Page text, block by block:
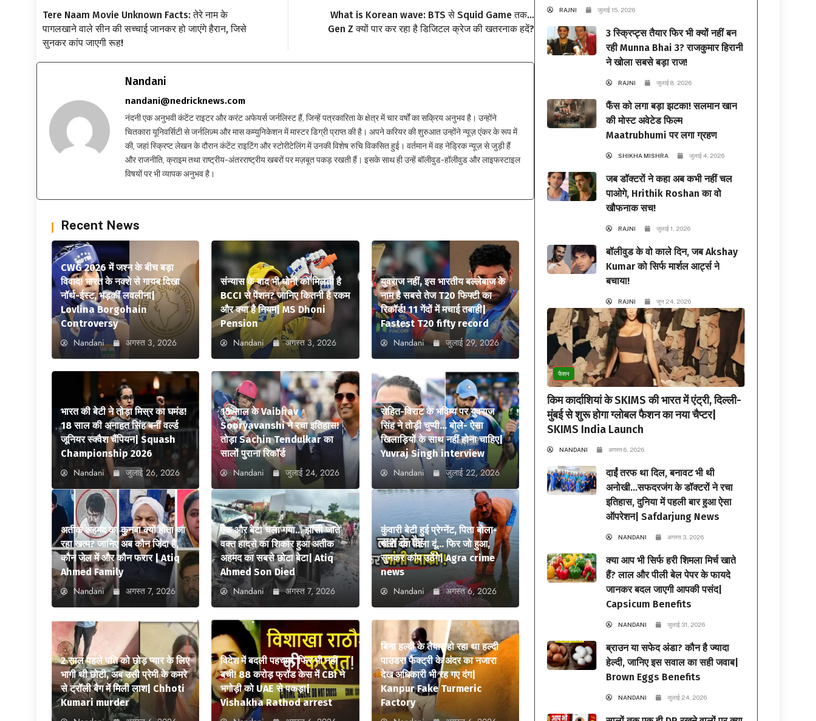
Tere Naam Movie Unknown Facts: तेरे नाम के
पागलखाने वाले सीन की सच्चाई जानकर हो जाएंगे हैरान, जिसे
सुनकर कांप जाएगी रूह!
What is Korean wave: BTS से Squid Game तक…
Gen Z क्यों पार कर रहा है डिजिटल क्रेज की खतरनाक हदें?
Nandani
nandani@nedricknews.com
नंदनी एक अनुभवी कंटेंट राइटर और करंट अफेयर्स जर्नलिस्ट हैं, जिन्हें पत्रकारिता के क्षेत्र में चार वर्षों का सक्रिय अनुभव है। उन्होंने
चितकारा यूनिवर्सिटी से जर्नलिज़्म और मास कम्युनिकेशन में मास्टर डिग्री प्राप्त की है। अपने करियर की शुरुआत उन्होंने न्यूज़ एंकर के रूप में
की, जहां स्क्रिप्ट लेखन के दौरान कंटेंट राइटिंग और स्टोरीटेलिंग में उनकी विशेष रुचि विकसित हुई। वर्तमान में वह नेड्रिक न्यूज़ से जुड़ी हैं
और राजनीति, क्राइम तथा राष्ट्रीय-अंतरराष्ट्रीय खबरों पर मज़बूत पकड़ रखती हैं। इसके साथ ही उन्हें बॉलीवुड-हॉलीवुड और लाइफस्टाइल
विषयों पर भी व्यापक अनुभव है।
Recent News
CWG 2026 में जश्न के बीच बड़ा
विवाद! भारत के नक्शे से गायब दिखा
नॉर्थ-ईस्ट, भड़कीं लवलीना|
Lovlina Borgohain
Controversy
Nandani अगस्त 3, 2026
संन्यास के बाद भी धोनी को मिलती है
BCCI से पेंशन? जानिए कितनी है रकम
और क्या है नियम| MS Dhoni
Pension
Nandani अगस्त 3, 2026
युवराज नहीं, इस भारतीय बल्लेबाज के
नाम है सबसे तेज T20 फिफ्टी का
रिकॉर्ड! 11 गेंदों में मचाई तबाही|
Fastest T20 fifty record
Nandani जुलाई 29, 2026
भारत की बेटी ने तोड़ा मिस्र का घमंड!
18 साल की अनाहत सिंह बनीं वर्ल्ड
जूनियर स्क्वैश चैंपियन| Squash
Championship 2026
Nandani जुलाई 26, 2026
15 साल के Vaibhav
Sooryavanshi ने रचा इतिहास!
तोड़ा Sachin Tendulkar का
सालों पुराना रिकॉर्ड
Nandani जुलाई 24, 2026
रोहित-विराट के भविष्य पर युवराज
सिंह ने तोड़ी चुप्पी… बोले- ऐसा
खिलाड़ियों के साथ नहीं होना चाहिए|
Yuvraj Singh interview
Nandani जुलाई 22, 2026
अतीक अहमद का कुनबा क्यों होता जा
रहा खत्म? जानिए अब कौन जिंदा है,
कौन जेल में और कौन फरार | Atiq
Ahmed Family
Nandani अगस्त 7, 2026
एक और बेटा चला गया… झांसी जाते
वक्त हादसे का शिकार हुआ अतीक
अहमद का सबसे छोटा बेटा| Atiq
Ahmed Son Died
Nandani अगस्त 7, 2026
कुंवारी बेटी हुई प्रेग्नेंट, पिता बोला-
चलो दवा दिला दूं… फिर जो हुआ,
सुनकर कांप उठेंगे| Agra crime
news
Nandani अगस्त 6, 2026
2 साल पहले पति को छोड़ प्यार के लिए
भागी थी छोटी, अब उसी प्रेमी के कमरे
से ट्रॉली बैग में मिली लाश| Chhoti
Kumari murder
विदेश में बदली पहचान, फिर भी नहीं
बची! 88 करोड़ फ्रॉड केस में CBI ने
भगोड़ी को UAE से पकड़ा|
Vishakha Rathod arrest
बिना हल्दी के तैयार हो रहा था हल्दी
पाउडर! फैक्ट्री के अंदर का नजारा
देख अधिकारी भी रह गए दंग|
Kanpur Fake Turmeric
Factory
RAJNI जुलाई 15, 2026
3 स्क्रिप्ट्स तैयार फिर भी क्यों नहीं बन
रही Munna Bhai 3? राजकुमार हिरानी
ने खोला सबसे बड़ा राज!
RAJNI जुलाई 8, 2026
फैंस को लगा बड़ा झटका! सलमान खान
की मोस्ट अवेटेड फिल्म
Maatrubhumi पर लगा ग्रहण
SHIKHA MISHRA जुलाई 4, 2026
जब डॉक्टरों ने कहा अब कभी नहीं चल
पाओगे, Hrithik Roshan का वो
खौफनाक सच!
RAJNI जुलाई 1, 2026
बॉलीवुड के वो काले दिन, जब Akshay
Kumar को सिर्फ मार्शल आर्ट्स ने
बचाया!
RAJNI जून 24, 2026
फैशन
किम कार्दाशियां के SKIMS की भारत में एंट्री, दिल्ली-
मुंबई से शुरू होगा ग्लोबल फैशन का नया चैप्टर|
SKIMS India Launch
NANDANI अगस्त 6, 2026
दाईं तरफ था दिल, बनावट भी थी
अनोखी…सफदरजंग के डॉक्टरों ने रचा
इतिहास, दुनिया में पहली बार हुआ ऐसा
ऑपरेशन| Safdarjung News
NANDANI अगस्त 3, 2026
क्या आप भी सिर्फ हरी शिमला मिर्च खाते
हैं? लाल और पीली बेल पेपर के फायदे
जानकर बदल जाएगी आपकी पसंद|
Capsicum Benefits
NANDANI जुलाई 31, 2026
ब्राउन या सफेद अंडा? कौन है ज्यादा
हेल्दी, जानिए इस सवाल का सही जवाब|
Brown Eggs Benefits
NANDANI जुलाई 24, 2026